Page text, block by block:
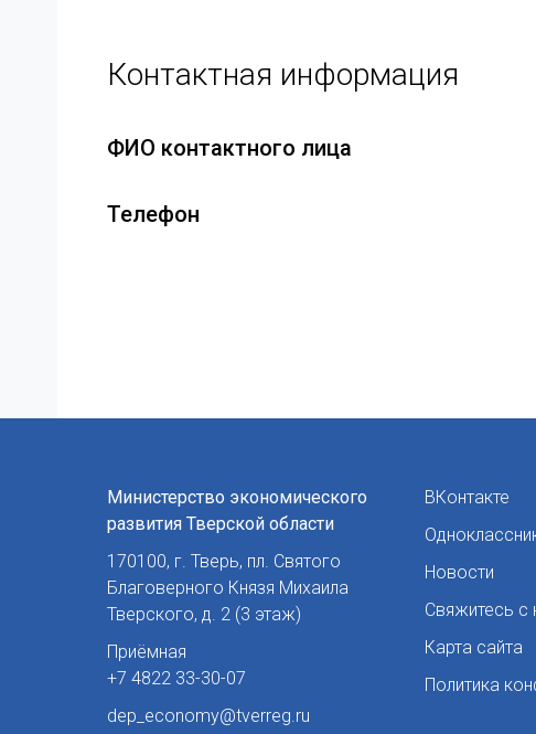
Контактная информация
ФИО контактного лица
Телефон
Министерство экономического
развития Тверской области
170100, г. Тверь, пл. Святого
Благоверного Князя Михаила
Тверского, д. 2 (3 этаж)
Приёмная
+7 4822 33-30-07
dep_economy@tverreg.ru
ВКонтакте
Новости
Свяжитесь с
Карта сайта
Политика